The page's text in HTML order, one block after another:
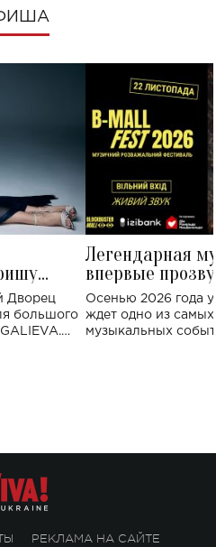
Дворец
большого
Легендарная
впервые
Украине: где
Осенью 2026 года
ждет одно из
музыкальных
РЕКЛАМА НА САЙТЕ